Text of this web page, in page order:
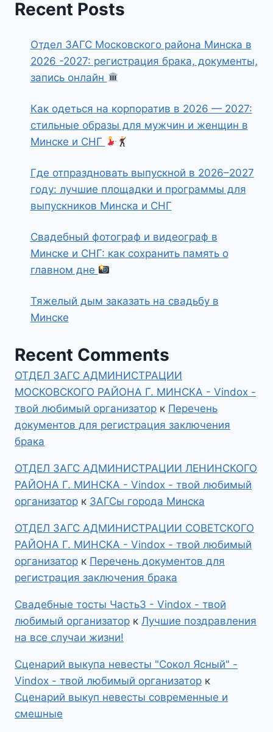
Recent Posts
Отдел ЗАГС Московского района Минска в
2026 -2027: регистрация брака, документы,
запись онлайн
Как одеться на корпоратив в 2026 — 2027:
стильные образы для мужчин и женщин в
Минске и СНГ
Где отпраздновать выпускной в 2026–2027
году: лучшие площадки и программы для
выпускников Минска и СНГ
Свадебный фотограф и видеограф в
Минске и СНГ: как сохранить память о
главном дне
Тяжелый дым заказать на свадьбу в
Минске
Recent Comments
ОТДЕЛ ЗАГС АДМИНИСТРАЦИИ
МОСКОВСКОГО РАЙОНА Г. МИНСКА - Vindox -
твой любимый организатор к Перечень
документов для регистрация заключения
брака
ОТДЕЛ ЗАГС АДМИНИСТРАЦИИ ЛЕНИНСКОГО
РАЙОНА Г. МИНСКА - Vindox - твой любимый
организатор к ЗАГСы города Минска
ОТДЕЛ ЗАГС АДМИНИСТРАЦИИ СОВЕТСКОГО
РАЙОНА Г. МИНСКА - Vindox - твой любимый
организатор к Перечень документов для
регистрация заключения брака
Свадебные тосты Часть3 - Vindox - твой
любимый организатор к Лучшие поздравления
на все случаи жизни!
Сценарий выкупа невесты "Сокол Ясный" -
Vindox - твой любимый организатор к
Сценарий выкуп невесты современные и
смешные